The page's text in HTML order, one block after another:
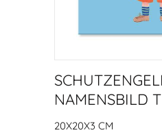
NAMENSBILD
20X20X3 CM